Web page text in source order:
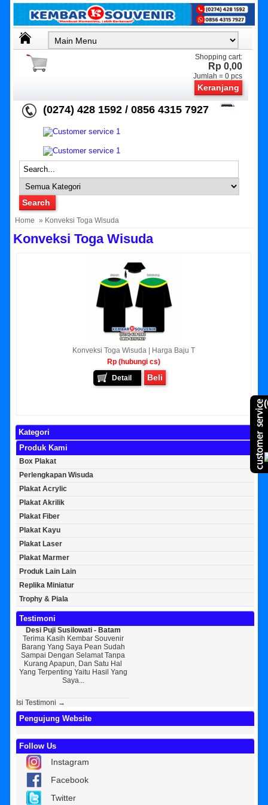
Shopping cart:
Rp 0,00
Jumlah =0 pcs
Keranjang
(0274) 428 1592 / 0856 4315 7927
Home » Konveksi Toga Wisuda
Konveksi Toga Wisuda
Konveksi Toga Wisuda | Harga Baju T
Rp (hubungi cs)
Detail
Beli
Kategori
Produk Kami
Box Plakat
Perlengkapan Wisuda
Plakat Acrylic
Plakat Akrilik
Plakat Fiber
Plakat Kayu
Plakat Laser
Plakat Marmer
Produk Lain Lain
Replika Miniatur
Trophy & Piala
Testimoni
Desi Puji Susilowati - Batam
Terima Kasih Kembar Souvenir
Barang Yang Saya Pean Sudah
Sampai Dengan Selamat Tanpa
Kurang Apapun, Dan Satu Hal
Yang Terpenting Yaitu Hasil Yang
Saya...
Isi Testimoni →
Pengujung Website
Follow Us
Instagram
Facebook
Twitter